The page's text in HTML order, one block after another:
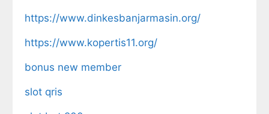
https://www.dinkesbanjarmasin.org/
https://www.kopertis11.org/
bonus new member
slot qris